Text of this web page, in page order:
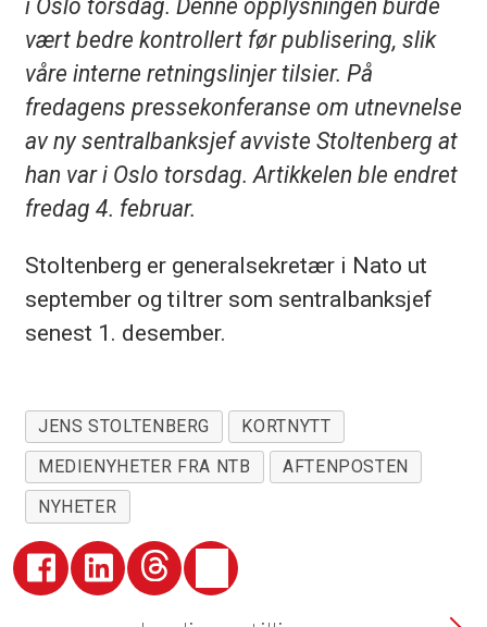
i Oslo torsdag. Denne opplysningen burde
vært bedre kontrollert før publisering, slik
våre interne retningslinjer tilsier. På
fredagens pressekonferanse om utnevnelse
av ny sentralbanksjef avviste Stoltenberg at
han var i Oslo torsdag. Artikkelen ble endret
fredag 4. februar.
Stoltenberg er generalsekretær i Nato ut
september og tiltrer som sentralbanksjef
senest 1. desember.
JENS STOLTENBERG
KORTNYTT
MEDIENYHETER FRA NTB
AFTENPOSTEN
NYHETER